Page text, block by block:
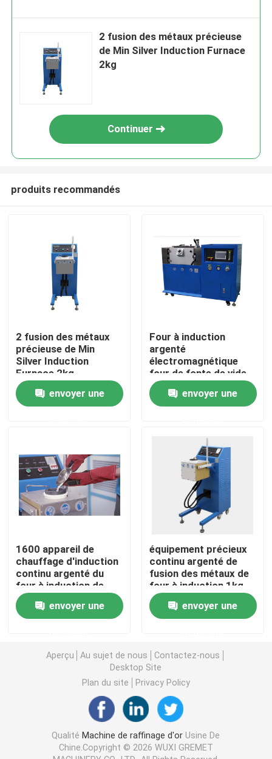
Maison
Au sujet de nous
Contrôle de qualité
Contactez-nous
Machine de raffinage d'or
Machine de raffinage argentée
Équipement de raffinage de platine
2 fusion des métaux précieuse
de Min Silver Induction Furnace
2kg
Continuer
produits recommandés
2 fusion des métaux
précieuse de Min
Silver Induction
Furnace 2kg
envoyer une
Four à induction
argenté
électromagnétique
four de fonte de vide
de 2600 degrés
envoyer une
1600 appareil de
chauffage d'induction
continu argenté du
four à induction de
degré 2.5kg 15kw
envoyer une
équipement précieux
continu argenté de
fusion des métaux de
four à induction 1kg
envoyer une
Aperçu Au sujet de nous
Contactez-nous
Desktop Site
Plan du site
Privacy Policy
QualitéMachine de raffinage d'or Usine De
Chine.Copyright © 2026 WUXI GREMET